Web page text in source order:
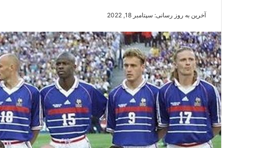
آخرین به روز رسانی: سپتامبر 18, 2022